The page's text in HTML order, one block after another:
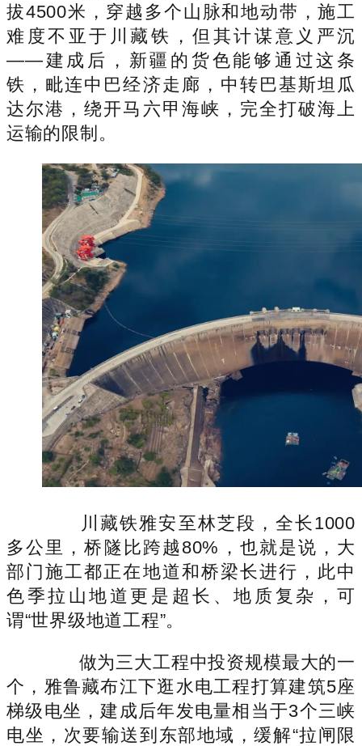
拔4500米，穿越多个山脉和地动带，施工
难度不亚于川藏铁，但其计谋意义严沉
——建成后，新疆的货色能够通过这条
铁，毗连中巴经济走廊，中转巴基斯坦瓜
达尔港，绕开马六甲海峡，完全打破海上
运输的限制。
川藏铁雅安至林芝段，全长1000
多公里，桥隧比跨越80%，也就是说，大
部门施工都正在地道和桥梁长进行，此中
色季拉山地道更是超长、地质复杂，可
谓“世界级地道工程”。
做为三大工程中投资规模最大的一
个，雅鲁藏布江下逛水电工程打算建筑5座
梯级电坐，建成后年发电量相当于3个三峡
电坐，次要输送到东部地域，缓解“拉闸限